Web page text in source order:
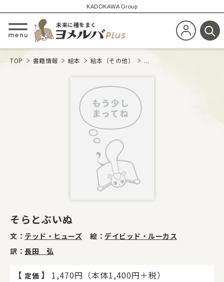
KADOKAWA Group
メニューを開閉する
未来に種をまく
新規会員登
検
TOP 書籍情報 絵本 絵本（その他） ...
そらとぶいぬ
文： テッド・ヒューズ 絵： デイビッド・ルーカス
訳： 長田 弘
【 定価 】
1,470円（本体1,400円＋税）